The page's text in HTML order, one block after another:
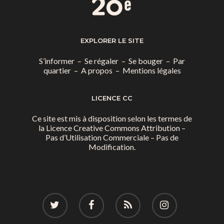
EXPLORER LE SITE
S’informer – Se régaler – Se bouger – Par
quartier– A propos – Mentions légales
LICENCE CC
Ce site est mis à disposition selon les termes de
la Licence Creative Commons Attribution –
Pas d’Utilisation Commerciale – Pas de
Modification.